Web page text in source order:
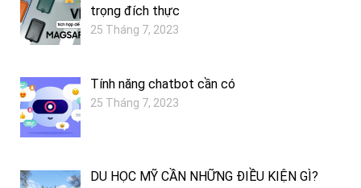
trọng đích thực
25 Tháng 7, 2023
Tính năng chatbot cần có
25 Tháng 7, 2023
DU HỌC MỸ CẦN NHỮNG ĐIỀU KIỆN GÌ?